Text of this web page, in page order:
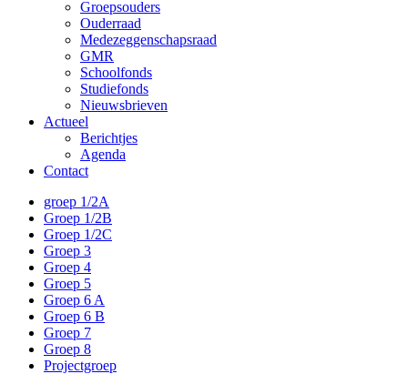
Groepsouders
Ouderraad
Medezeggenschapsraad
GMR
Schoolfonds
Studiefonds
Nieuwsbrieven
Actueel
Berichtjes
Agenda
Contact
groep 1/2A
Groep 1/2B
Groep 1/2C
Groep 3
Groep 4
Groep 5
Groep 6 A
Groep 6 B
Groep 7
Groep 8
Projectgroep